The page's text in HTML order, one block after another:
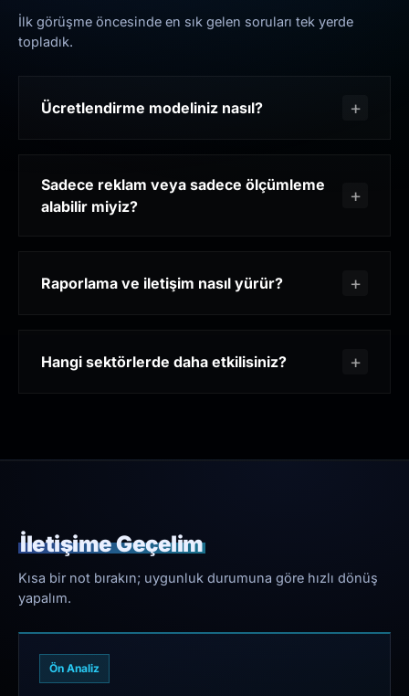
İlk görüşme öncesinde en sık gelen soruları tek yerde
topladık.
Ücretlendirme modeliniz nasıl?
Sadece reklam veya sadece ölçümleme
alabilir miyiz?
Raporlama ve iletişim nasıl yürür?
Hangi sektörlerde daha etkilisiniz?
İletişime Geçelim
Kısa bir not bırakın; uygunluk durumuna göre hızlı dönüş
yapalım.
Ön Analiz